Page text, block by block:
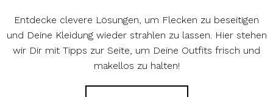
Entdecke clevere Lösungen, um Flecken zu beseitigen
und Deine Kleidung wieder strahlen zu lassen. Hier stehen
wir Dir mit Tipps zur Seite, um Deine Outfits frisch und
makellos zu halten!